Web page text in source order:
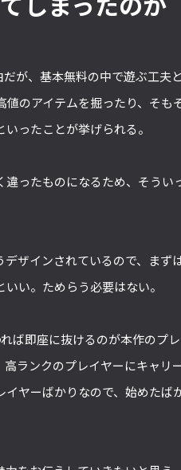
が、基本無料の中で遊ぶ工夫
のアイテムを掘ったり、そも
ったことが挙げられる。
ったものになるため、そうい
ザインされているので、まず
い。ためらう必要はない。
ば即座に抜けるのが本作のプレ
ランクのプレイヤーにキャリ
ヤーばかりなので、始めたば